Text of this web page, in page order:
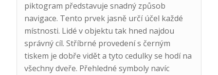
piktogram představuje snadný způsob
navigace. Tento prvek jasně určí účel každé
místnosti. Lidé v objektu tak hned najdou
správný cíl. Stříbrné provedení s černým
tiskem je dobře vidět a tyto cedulky se hodí na
všechny dveře. Přehledné symboly navíc